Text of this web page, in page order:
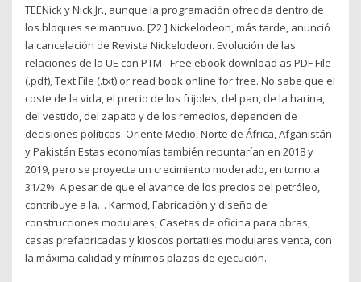
TEENick y Nick Jr., aunque la programación ofrecida dentro de
los bloques se mantuvo. [22 ] Nickelodeon, más tarde, anunció
la cancelación de Revista Nickelodeon. Evolución de las
relaciones de la UE con PTM - Free ebook download as PDF File
(.pdf), Text File (.txt) or read book online for free. No sabe que el
coste de la vida, el precio de los frijoles, del pan, de la harina,
del vestido, del zapato y de los remedios, dependen de
decisiones políticas. Oriente Medio, Norte de África, Afganistán
y Pakistán Estas economías también repuntarían en 2018 y
2019, pero se proyecta un crecimiento moderado, en torno a
31/2%. A pesar de que el avance de los precios del petróleo,
contribuye a la… Karmod, Fabricación y diseño de
construcciones modulares, Casetas de oficina para obras,
casas prefabricadas y kioscos portatiles modulares venta, con
la máxima calidad y mínimos plazos de ejecución.